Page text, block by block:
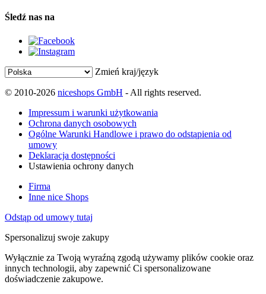
Śledź nas na
Zmień kraj/język
© 2010-2026 niceshops GmbH - All rights reserved.
Impressum i warunki użytkowania
Ochrona danych osobowych
Ogólne Warunki Handlowe i prawo do odstąpienia od
umowy
Deklaracja dostępności
Ustawienia ochrony danych
Firma
Inne nice Shops
Odstąp od umowy tutaj
Spersonalizuj swoje zakupy
Wyłącznie za Twoją wyraźną zgodą używamy plików cookie oraz
innych technologii, aby zapewnić Ci spersonalizowane
doświadczenie zakupowe.